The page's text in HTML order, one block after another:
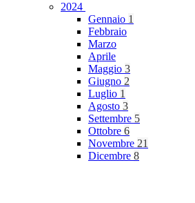
2024
Gennaio 1
Febbraio
Marzo
Aprile
Maggio 3
Giugno 2
Luglio 1
Agosto 3
Settembre 5
Ottobre 6
Novembre 21
Dicembre 8